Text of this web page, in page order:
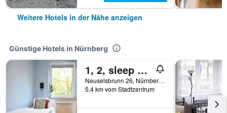
Weitere Hotels in der Nähe anzeigen
Günstige Hotels in Nürnberg
1, 2, sleep Hostel Nürnberg Messe
Neuselsbrunn 26, Nürnberg, Bayern, Deutschland
5,4 km vom Stadtzentrum